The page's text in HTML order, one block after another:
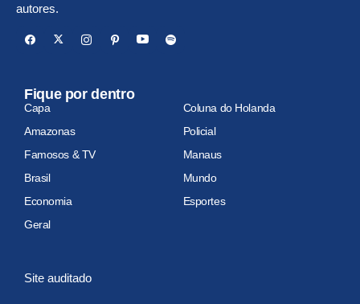
autores.
Fique por dentro
Capa
Coluna do Holanda
Amazonas
Policial
Famosos & TV
Manaus
Brasil
Mundo
Economia
Esportes
Geral
Site auditado